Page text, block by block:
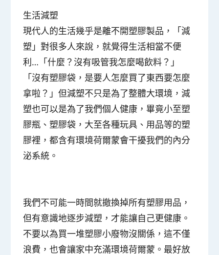
生活減塑
現代人的生活幾乎是離不開塑膠製品，「減
塑」對很多人來說，就覺得生活相當不便
利…「什麼？沒有吸管我怎麼喝飲料？」
「沒有塑膠袋，是要人怎麼買了東西要怎麼
拿啦？」但減塑不只是為了整體大環境，減
塑也可以是為了我們個人健康 ，畢竟小至塑
膠瓶、塑膠袋，大至各種玩具、用品等的塑
膠裡，都含有環境荷爾蒙會干擾我們的內分
泌系統。
我們不可能一時間就撤換掉所有塑膠用品，
但有意識地逐步減塑，才能讓自己更健康。
不要以為買一堆塑膠小廢物沒關係，這不僅
浪費，也會讓家中充滿環境荷爾蒙。最好放